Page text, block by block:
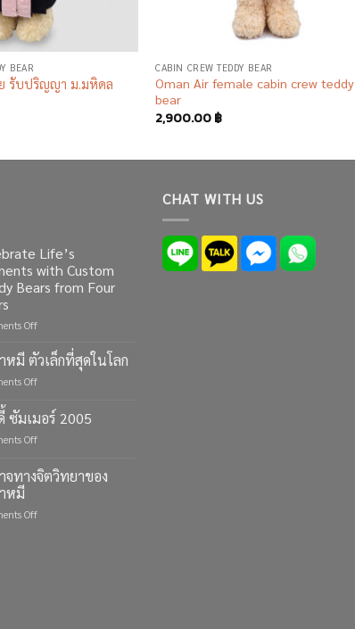
BEAR
รับปริญญา ม.มหิดล
CABIN CREW TEDDY BEAR
Oman Air female cabin crew teddy
bear
2,900.00฿
Life’s
with Custom
Bears from Four
Offon
Life’s
Moments
with
Teddy
Bears
หมี ตัวเล็กที่สุดในโลก
Offon
ตัว
เล็ก
ใน
ซัมเมอร์ 2005
Offon
ดี้
ซัมเมอร์
จทางจิตวิทยาของ
หมี
Offon
CHAT WITH US